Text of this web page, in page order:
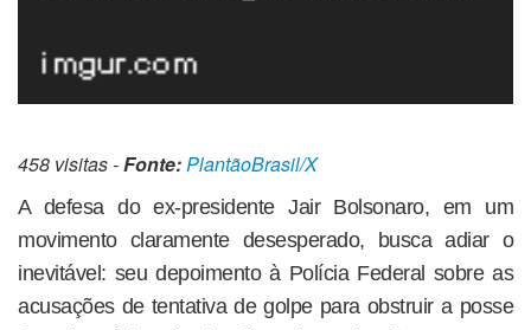
458 visitas -Fonte:PlantãoBrasil/X
A defesa do ex-presidente Jair Bolsonaro, em um
movimento claramente desesperado, busca adiar o
inevitável: seu depoimento à Polícia Federal sobre as
acusações de tentativa de golpe para obstruir a posse